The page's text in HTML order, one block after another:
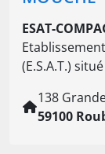
ESAT-
(E.S.A.T.)
138
59100